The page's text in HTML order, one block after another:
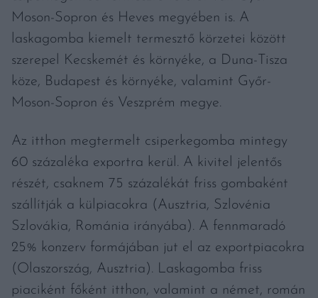
Moson-Sopron és Heves megyében is. A
laskagomba kiemelt termesztő körzetei között
szerepel Kecskemét és környéke, a Duna-Tisza
köze, Budapest és környéke, valamint Győr-
Moson-Sopron és Veszprém megye.
Az itthon megtermelt csiperkegomba mintegy
60 százaléka exportra kerül. A kivitel jelentős
részét, csaknem 75 százalékát friss gombaként
szállítják a külpiacokra (Ausztria, Szlovénia
Szlovákia, Románia irányába). A fennmaradó
25% konzerv formájában jut el az exportpiacokra
(Olaszország, Ausztria). Laskagomba friss
piaciként főként itthon, valamint a német, román